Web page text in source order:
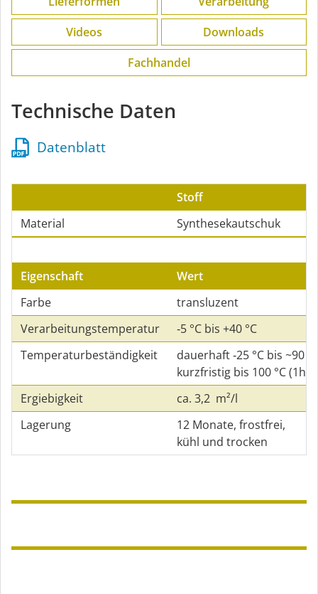
Videos
Downloads
Fachhandel
Technische Daten
Datenblatt
Stoff
Material
Synthesekautschuk
Eigenschaft
Wert
Farbe
transluzent
Verarbeitungstemperatur
‑5 °C bis +40 °C
Temperaturbeständigkeit
dauerhaft ‑25 °C bis ~90
kurzfristig bis 100 °C (1h)
Ergiebigkeit
ca. 3,2 m²/l
Lagerung
12 Monate, frostfrei,
kühl und trocken